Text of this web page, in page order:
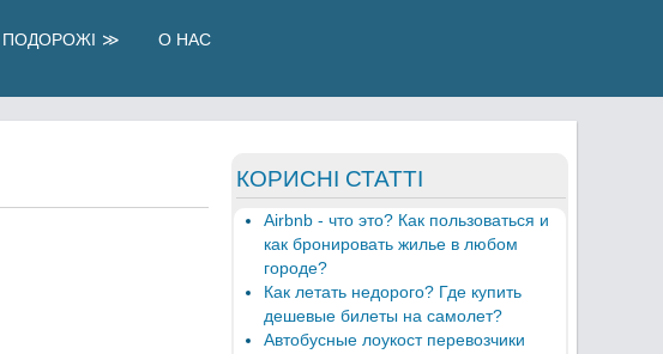
ПОДОРОЖІ О НАС
КОРИСНІ СТАТТІ
Airbnb - что это? Как пользоваться и
как бронировать жилье в любом
городе?
Как летать недорого? Где купить
дешевые билеты на самолет?
Автобусные лоукост перевозчики